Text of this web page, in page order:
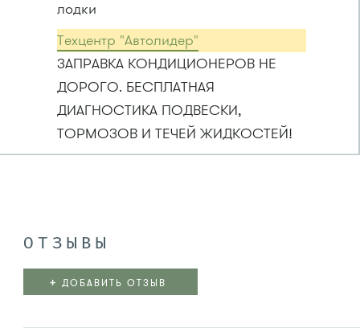
лодки
Техцентр "Автолидер"
ЗАПРАВКА КОНДИЦИОНЕРОВ НЕ
ДОРОГО. БЕСПЛАТНАЯ
ДИАГНОСТИКА ПОДВЕСКИ,
ТОРМОЗОВ И ТЕЧЕЙ ЖИДКОСТЕЙ!
ОТЗЫВЫ
+ ДОБАВИТЬ ОТЗЫВ